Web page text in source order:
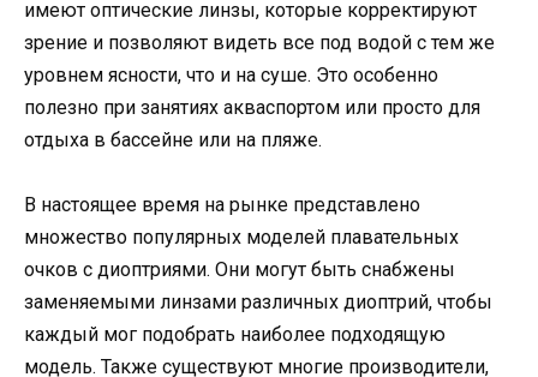
имеют оптические линзы, которые корректируют
зрение и позволяют видеть все под водой с тем же
уровнем ясности, что и на суше. Это особенно
полезно при занятиях акваспортом или просто для
отдыха в бассейне или на пляже.
В настоящее время на рынке представлено
множество популярных моделей плавательных
очков с диоптриями. Они могут быть снабжены
заменяемыми линзами различных диоптрий, чтобы
каждый мог подобрать наиболее подходящую
модель. Также существуют многие производители,